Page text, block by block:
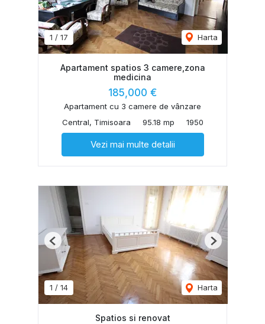
1 / 17 Harta
Apartament spatios 3 camere,zona
medicina
185,000 €
Apartament cu 3 camere de vânzare
Central, Timisoara
95.18 mp 1950
Vezi mai multe detalii
1 / 14 Harta
Previous Next
Spatios si renovat